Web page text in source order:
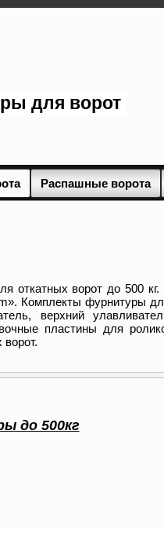
для ворот
Распашные ворота
откатных ворот до 500
Комплекты фурнитуры
верхний
пластины для
до 500кг